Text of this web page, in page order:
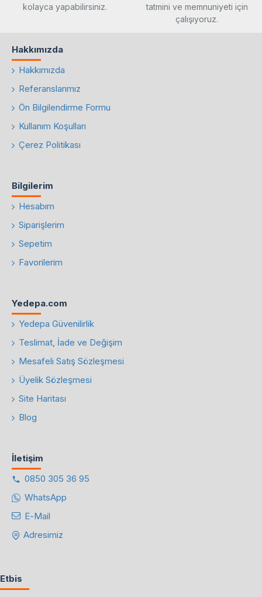
kolayca yapabilirsiniz.
tatmini ve memnuniyeti için
çalışıyoruz.
Hakkımızda
Hakkımızda
Referanslarımız
Ön Bilgilendirme Formu
Kullanım Koşulları
Çerez Politikası
Bilgilerim
Hesabım
Siparişlerim
Sepetim
Favorilerim
Yedepa.com
Yedepa Güvenilirlik
Teslimat, İade ve Değişim
Mesafeli Satış Sözleşmesi
Üyelik Sözleşmesi
Site Haritası
Blog
İletişim
0850 305 36 95
WhatsApp
E-Mail
Adresimiz
Etbis